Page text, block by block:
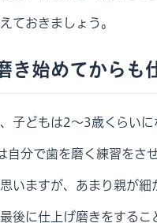
ておきましょう。
き始めてからも
子どもは2～3歳くらいに
分で歯を磨く練習をさ
いますが、あまり親が細
後に仕上げ磨きをするこ